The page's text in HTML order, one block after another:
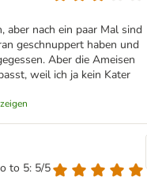
aber nach ein paar Mal sind
geschnuppert haben und
Aber die Ameisen
weil ich ja kein Kater
to 5: 5/5